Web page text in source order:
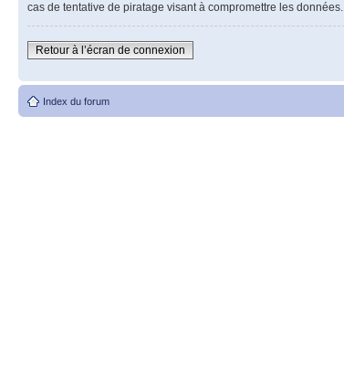
cas de tentative de piratage visant à compromettre les données.
Retour à l’écran de connexion
Index du forum